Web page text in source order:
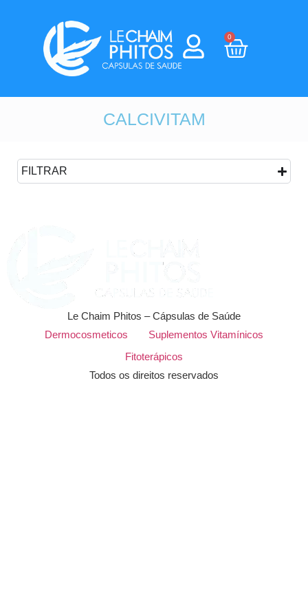
0
CALCIVITAM
FILTRAR
Le Chaim Phitos – Cápsulas de Saúde
Dermocosmeticos
Suplementos Vitamínicos
Fitoterápicos
Todos os direitos reservados